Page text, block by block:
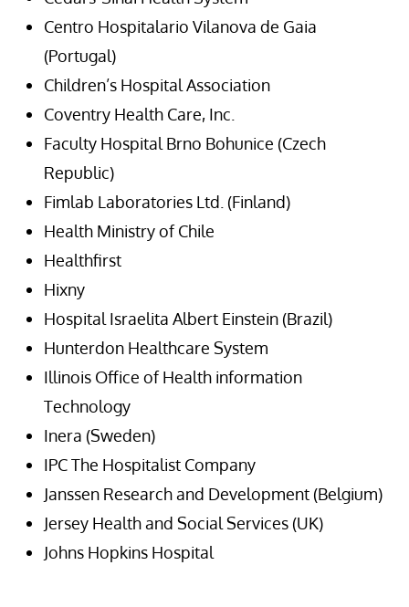
Centro Hospitalario Vilanova de Gaia
(Portugal)
Children’s Hospital Association
Coventry Health Care, Inc.
Faculty Hospital Brno Bohunice (Czech
Republic)
Fimlab Laboratories Ltd. (Finland)
Health Ministry of Chile
Healthfirst
Hixny
Hospital Israelita Albert Einstein (Brazil)
Hunterdon Healthcare System
Illinois Office of Health information
Technology
Inera (Sweden)
IPC The Hospitalist Company
Janssen Research and Development (Belgium)
Jersey Health and Social Services (UK)
Johns Hopkins Hospital